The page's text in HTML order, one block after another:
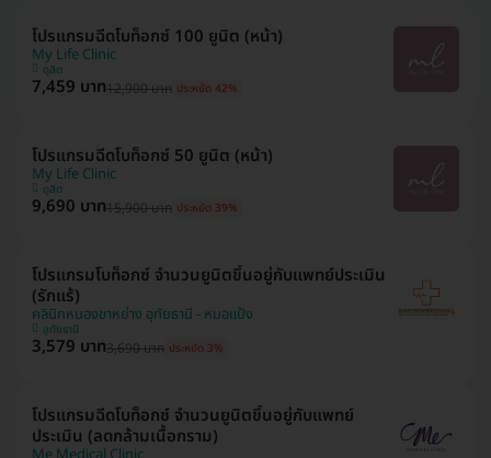
โปรแกรมฉีดโบท็อกซ์ 100 ยูนิต (หน้า)
My Life Clinic
ดุสิต
7,459 บาท12,900 บาท ประหยัด 42%
โปรแกรมฉีดโบท็อกซ์ 50 ยูนิต (หน้า)
My Life Clinic
ดุสิต
9,690 บาท15,900 บาท ประหยัด 39%
โปรแกรมโบท็อกซ์ จำนวนยูนิตขึ้นอยู่กับแพทย์ประเมิน
(รักแร้)
คลินิกหนองขาหย่าง อุทัยธานี - หมอแป้ง
อุทัยธานี
3,579 บาท3,690 บาท ประหยัด 3%
โปรแกรมฉีดโบท็อกซ์ จำนวนยูนิตขึ้นอยู่กับแพทย์
ประเมิน (ลดกล้ามเนื้อกราม)